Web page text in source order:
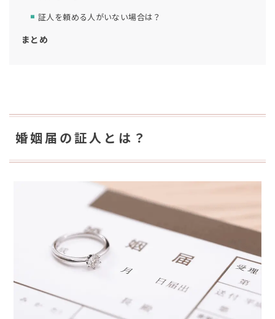
証人を頼める人がいない場合は？
まとめ
婚姻届の証人とは？